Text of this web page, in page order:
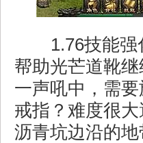
1.76技能强
帮助光芒道靴
一声吼中，需
戒指？难度很
沥青坑边沿的